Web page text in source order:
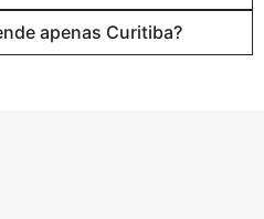
apenas Curitiba?